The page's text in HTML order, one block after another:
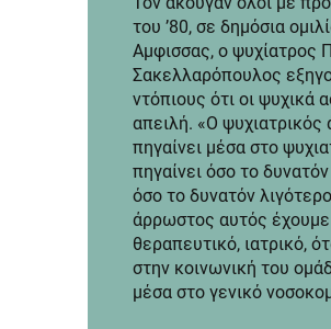
του ’80, σε δημόσια
Αμφισσας, ο ψυχίατρος
Σακελλαρόπουλος
ντόπιους ότι οι ψυχικά
απειλή. «Ο
πηγαίνει μέσα στο
πηγαίνει όσο το
όσο το δυνατόν
άρρωστος αυτός
θεραπευτικό, ιατρικό,
στην κοινωνική του
μέσα στο γενικό